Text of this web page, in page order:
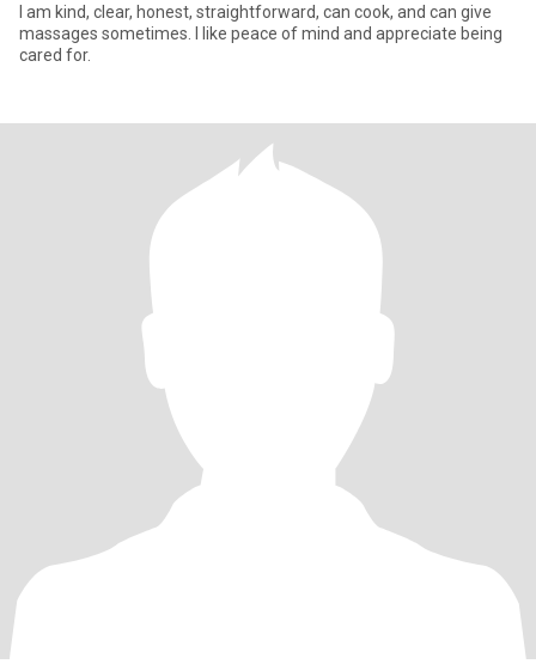
I am kind, clear, honest, straightforward, can cook, and can give
massages sometimes. I like peace of mind and appreciate being
cared for.